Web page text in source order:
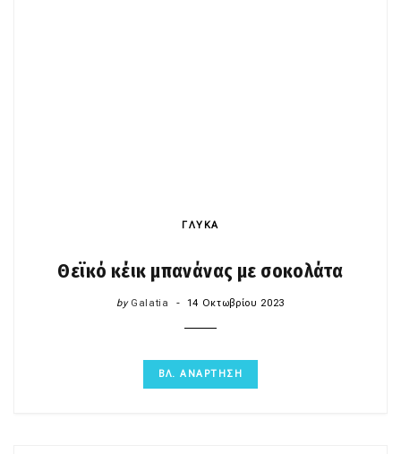
ΓΛΥΚΑ
Θεϊκό κέικ μπανάνας με σοκολάτα
by Galatia 14 Οκτωβρίου 2023
ΒΛ. ΑΝΑΡΤΗΣΗ